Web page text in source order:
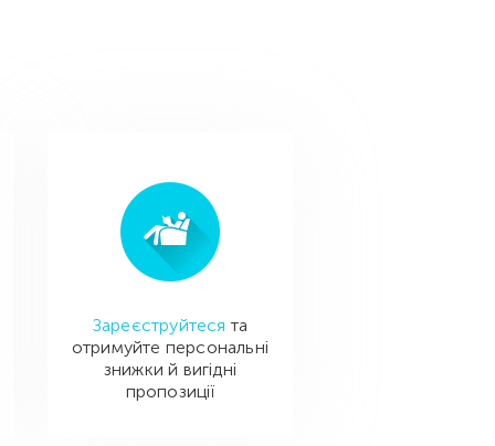
Зареєструйтеся та
отримуйте персональні
знижки й вигідні
пропозиції